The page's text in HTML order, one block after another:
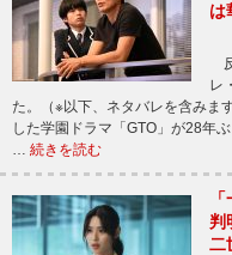
は
レ
た。（※以下、ネタバレを含み
した学園ドラマ「GTO」が28年
… 続きを読む
判
二